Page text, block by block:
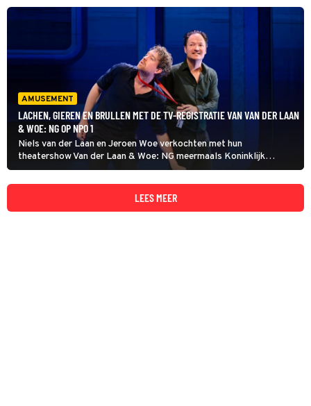
het publiek.
AMUSEMENT
LACHEN, GIEREN EN BRULLEN MET DE TV-REGISTRATIE VAN VAN DER LAAN
& WOE: NG OP NPO 1
Niels van der Laan en Jeroen Woe verkochten met hun
theatershow Van der Laan & Woe: NG meermaals Koninklijk
Theater Carré uit. De twee reflecteren in hun zevende
avondvullende show onder meer op de carrière van Jeroen. Die
LEES MEER